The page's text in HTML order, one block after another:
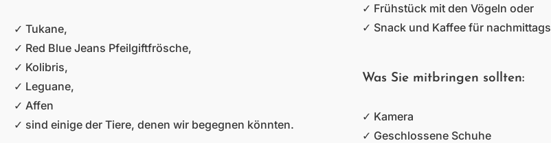
✓ Tukane,
✓ Red Blue Jeans Pfeilgiftfrösche,
✓ Kolibris,
✓ Leguane,
✓ Affen
✓ sind einige der Tiere, denen wir begegnen könnten.
✓ Frühstück mit den Vögeln oder
✓ Snack und Kaffee für nachmittags
Was Sie mitbringen sollten:
✓ Kamera
✓ Geschlossene Schuhe